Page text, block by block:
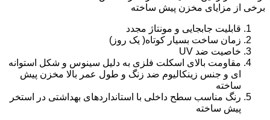
برخی از مزایای مخزن پیش ساخته
قابلیت جابجایی و مونتاژ مجدد
زمان ساخت بسیار کوتاه( یک روز)
خاصیت ضد UV
مقاومت بالای اسکلت فلزی به دلیل سینوس و شکل استوانه
ای و جنس زینکالیوم ضد زنگ و طول عمر بالا مخزن پیش
ساخته
رنگ مناسب سطح داخلی با استانداردهای بهداشتی در استخر
پیش ساخته